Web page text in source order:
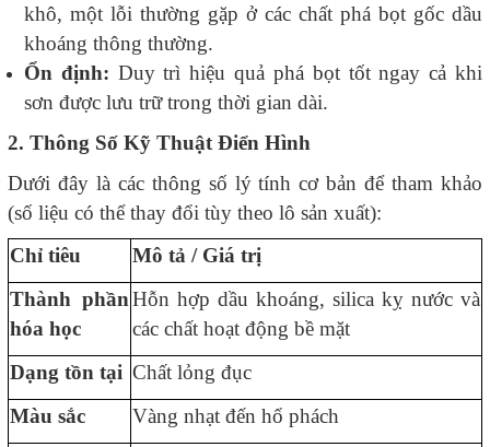
khô, một lỗi thường gặp ở các chất phá bọt gốc dầu
khoáng thông thường.
Ổn định: Duy trì hiệu quả phá bọt tốt ngay cả khi
sơn được lưu trữ trong thời gian dài.
2. Thông Số Kỹ Thuật Điển Hình
Dưới đây là các thông số lý tính cơ bản để tham khảo
(số liệu có thể thay đổi tùy theo lô sản xuất):
Chỉ tiêu
Mô tả / Giá trị
Thành phần
hóa học
Hỗn hợp dầu khoáng, silica kỵ nước và
các chất hoạt động bề mặt
Dạng tồn tại Chất lỏng đục
Màu sắc
Vàng nhạt đến hổ phách